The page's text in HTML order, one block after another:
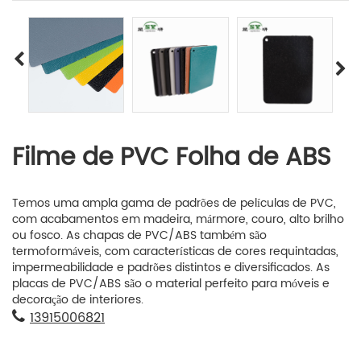
Filme de PVC Folha de ABS
Temos uma ampla gama de padrões de películas de PVC,
com acabamentos em madeira, mármore, couro, alto brilho
ou fosco. As chapas de PVC/ABS também são
termoformáveis, com características de cores requintadas,
impermeabilidade e padrões distintos e diversificados. As
placas de PVC/ABS são o material perfeito para móveis e
decoração de interiores.
13915006821